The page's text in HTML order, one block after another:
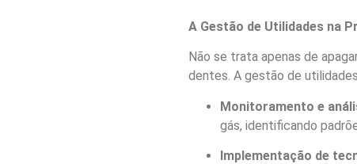
A Gestão de Utilidades na
Não se trata apenas de
dentes. A gestão de
Monitoramento e
gás, identificando
Implementação de